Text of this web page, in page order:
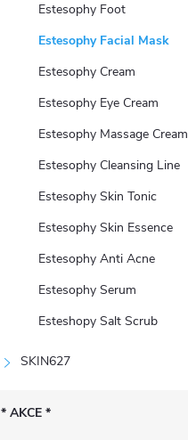
Estesophy Foot
Estesophy Facial Mask
Estesophy Cream
Estesophy Eye Cream
Estesophy Massage Cream
Estesophy Cleansing Line
Estesophy Skin Tonic
Estesophy Skin Essence
Estesophy Anti Acne
Estesophy Serum
Esteshopy Salt Scrub
SKIN627
* AKCE *